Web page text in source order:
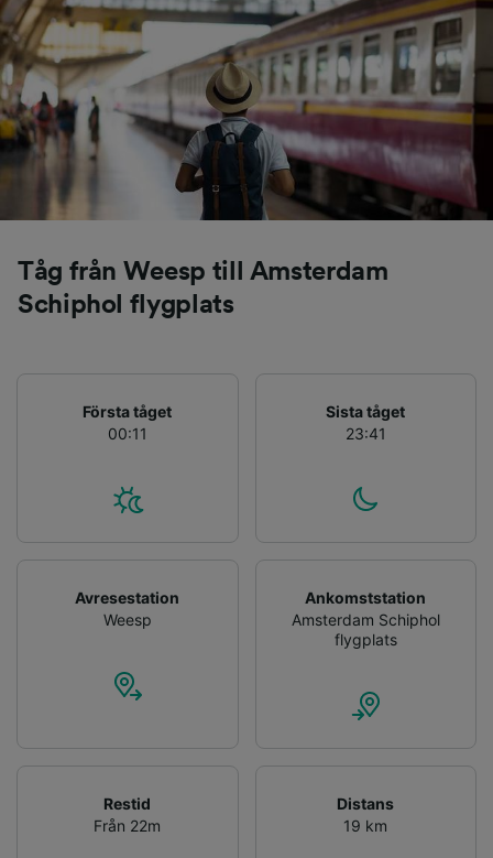
Tåg från Weesp till Amsterdam
Schiphol flygplats
Första tåget
00:11
Sista tåget
23:41
Avresestation
Weesp
Ankomststation
Amsterdam Schiphol
flygplats
Restid
Från 22m
Distans
19 km
tillhandahålla:
Använda exakta uppgifter om geografisk
positionering. Aktivt läsa av enhetens
egenskaper för identifieringsändamål. Lagra
och/eller få åtkomst till information på en
enhet. Personanpassad reklam och innehåll,
reklam- och innehållsmätning, forskning
angående målgrupp och tjänsteutveckling.
Lista över partner (leverantörer)